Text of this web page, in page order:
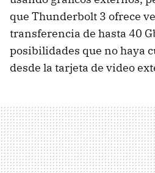
que Thunderbolt 3 ofrece
transferencia de hasta 40
posibilidades que no haya
desde la tarjeta de video